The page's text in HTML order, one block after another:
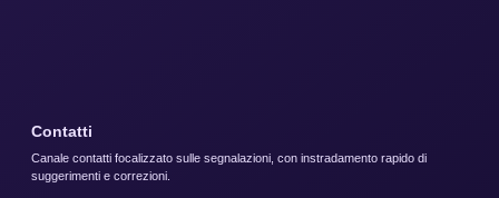
Contatti
Canale contatti focalizzato sulle segnalazioni, con instradamento rapido di
suggerimenti e correzioni.